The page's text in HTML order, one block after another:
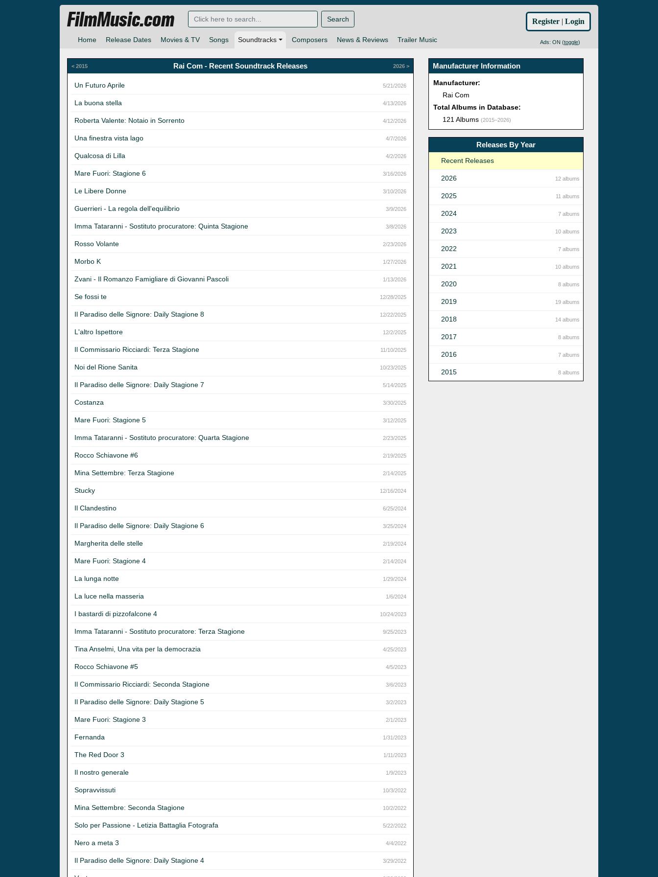
Home Release Dates Movies & TV Songs Soundtracks Composers News & Reviews Trailer Music Ads: ON (toggle)
FilmMusic.com Search Register | Login
< 2015 Rai Com - Recent Soundtrack Releases 2026 >
Un Futuro Aprile 5/21/2026
La buona stella 4/13/2026
Roberta Valente: Notaio in Sorrento 4/12/2026
Una finestra vista lago 4/7/2026
Qualcosa di Lilla 4/2/2026
Mare Fuori: Stagione 6 3/16/2026
Le Libere Donne 3/10/2026
Guerrieri - La regola dell'equilibrio 3/9/2026
Imma Tataranni - Sostituto procuratore: Quinta Stagione 3/8/2026
Rosso Volante 2/23/2026
Morbo K 1/27/2026
Zvani - Il Romanzo Famigliare di Giovanni Pascoli 1/13/2026
Se fossi te 12/28/2025
Il Paradiso delle Signore: Daily Stagione 8 12/22/2025
L'altro Ispettore 12/2/2025
Il Commissario Ricciardi: Terza Stagione 11/10/2025
Noi del Rione Sanita 10/23/2025
Il Paradiso delle Signore: Daily Stagione 7 5/14/2025
Costanza 3/30/2025
Mare Fuori: Stagione 5 3/12/2025
Imma Tataranni - Sostituto procuratore: Quarta Stagione 2/23/2025
Rocco Schiavone #6 2/19/2025
Mina Settembre: Terza Stagione 2/14/2025
Stucky 12/16/2024
Il Clandestino 6/25/2024
Il Paradiso delle Signore: Daily Stagione 6 3/25/2024
Margherita delle stelle 2/19/2024
Mare Fuori: Stagione 4 2/14/2024
La lunga notte 1/29/2024
La luce nella masseria 1/6/2024
I bastardi di pizzofalcone 4 10/24/2023
Imma Tataranni - Sostituto procuratore: Terza Stagione 9/25/2023
Tina Anselmi, Una vita per la democrazia 4/25/2023
Rocco Schiavone #5 4/5/2023
Il Commissario Ricciardi: Seconda Stagione 3/6/2023
Il Paradiso delle Signore: Daily Stagione 5 3/2/2023
Mare Fuori: Stagione 3 2/1/2023
Fernanda 1/31/2023
The Red Door 3 1/11/2023
Il nostro generale 1/9/2023
Sopravvissuti 10/3/2022
Mina Settembre: Seconda Stagione 10/2/2022
Solo per Passione - Letizia Battaglia Fotografa 5/22/2022
Nero a meta 3 4/4/2022
Il Paradiso delle Signore: Daily Stagione 4 3/29/2022
Manufacturer Information
Manufacturer:
Rai Com
Total Albums in Database:
121 Albums(2015–2026)
Releases By Year
Recent Releases
2026 12 albums
2025 11 albums
2024 7 albums
2023 10 albums
2022 7 albums
2021 10 albums
2020 8 albums
2019 19 albums
2018 14 albums
2017 8 albums
2016 7 albums
2015 8 albums